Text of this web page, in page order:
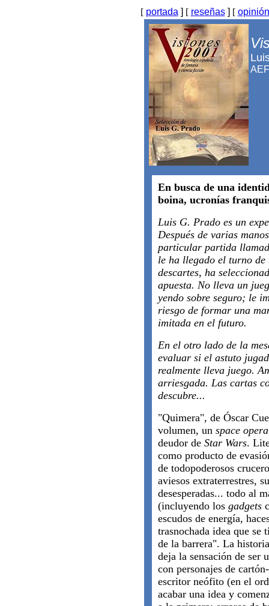
[ portada ] [ reseñas] [ opinión
En busca de una
boina, ucronías
Luis G. Prado es un
Después de varias
particular partida
le ha llegado el turno
descartes, ha
apuesta. No lleva un
yendo sobre seguro; le
riesgo de formar una
imitada en el futuro.
En el otro lado de la
evaluar si el astuto
realmente lleva juego.
arriesgada. Las cartas
descubre...
"Quimera", de Óscar
volumen, un space opera
deudor de Star Wars.
como producto de
de todopoderosos
aviesos extraterrestres,
desesperadas... todo al
(incluyendo los gadgets
escudos de energía,
trasnochada idea que se
de la barrera". La
deja la sensación de ser
con personajes de
escritor neófito (en el
acabar una idea y